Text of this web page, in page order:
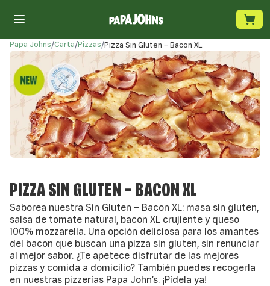
Papa Johns/Carta/Pizzas/Pizza Sin Gluten – Bacon XL
PIZZA SIN GLUTEN – BACON XL
Saborea nuestra Sin Gluten – Bacon XL: masa sin gluten,
salsa de tomate natural, bacon XL crujiente y queso
100% mozzarella. Una opción deliciosa para los amantes
del bacon que buscan una pizza sin gluten, sin renunciar
al mejor sabor. ¿Te apetece disfrutar de las mejores
pizzas y comida a domicilio? También puedes recogerla
en nuestras pizzerías Papa John’s. ¡Pídela ya!